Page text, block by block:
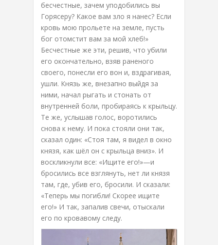
бесчестные, зачем уподобились вы
Горясеру? Какое вам зло я нанес? Если
кровь мою прольете на земле, пусть
бог отомстит вам за мой хлеб!»
Бесчестные же эти, решив, что убили
его окончательно, взяв раненого
своего, понесли его вон и, вздрагивая,
ушли. Князь же, внезапно выйдя за
ними, начал рыгать и стонать от
внутренней боли, пробираясь к крыльцу.
Те же, услышав голос, воротились
снова к нему. И пока стояли они так,
сказал один: «Стоя там, я видел в окно
князя, как шёл он с крыльца вниз». И
воскликнули все: «Ищите его!»—и
бросились все взглянуть, нет ли князя
там, где, убив его, бросили. И сказали:
«Теперь мы погибли! Скорее ищите
его!» И так, запалив свечи, отыскали
его по кровавому следу.